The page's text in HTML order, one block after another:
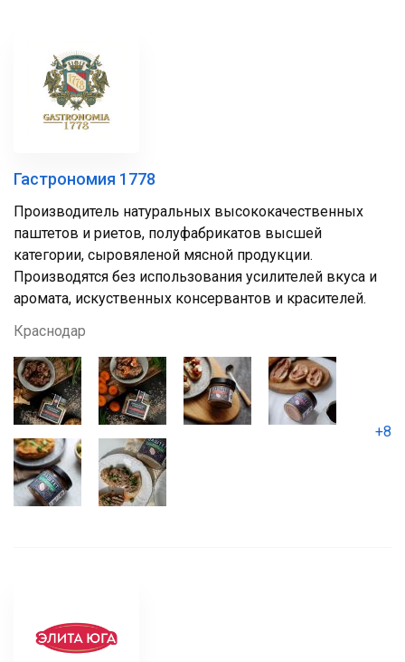
Гастрономия 1778
Производитель натуральных высококачественных
паштетов и риетов, полуфабрикатов высшей
категории, сыровяленой мясной продукции.
Производятся без использования усилителей вкуса и
аромата, искуственных консервантов и красителей.
Краснодар
+8